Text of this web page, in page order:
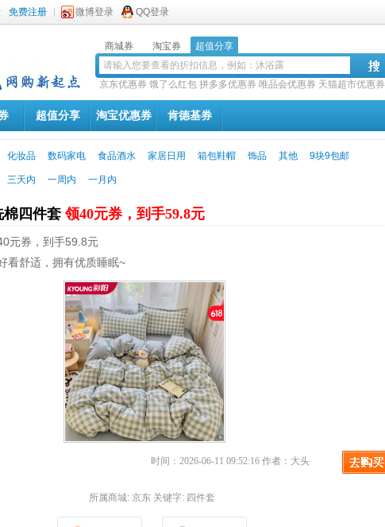
免费注册 微博登录 QQ登录
商城券 淘宝券 超值分享
京东优惠券 饿了么红包 拼多多优惠券 唯品会优惠券 天猫超市优惠券
超值分享 淘宝优惠券 肯德基券
化妆品 数码家电 食品酒水 家居日用 箱包鞋帽 饰品 其他 9块9包邮
三天内 一周内 一月内
棉四件套领40元券，到手59.8元
元券，到手59.8元
看舒适，拥有优质睡眠~
时间：2026-06-11 09:52:16 作者：大头
所属商城: 京东关键字: 四件套
拼多多优惠券+拼多多返利